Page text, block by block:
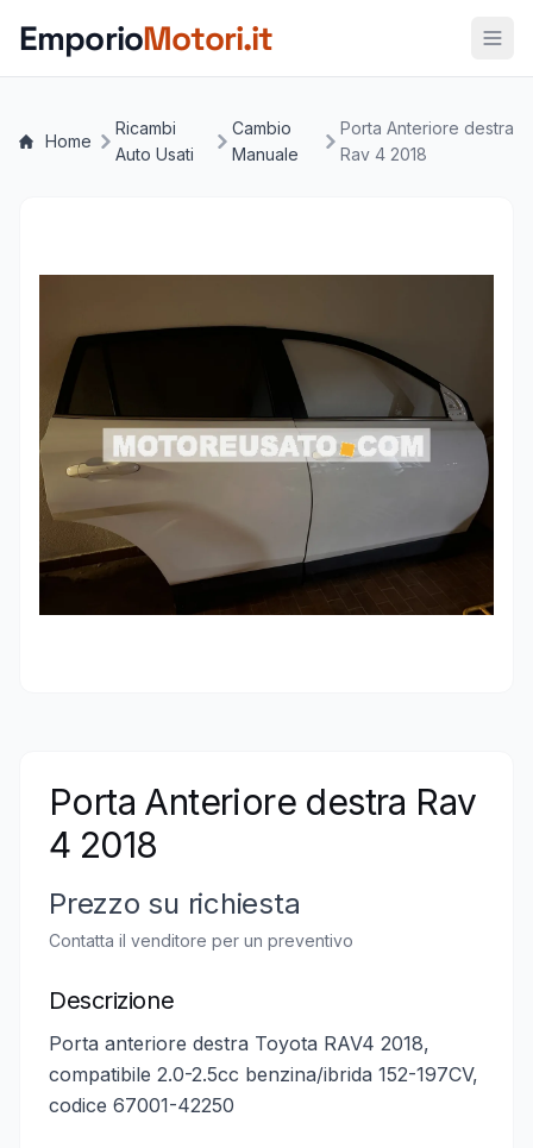
EmporioMotori.it
Home
Ricambi
Auto Usati
Cambio
Manuale
Porta Anteriore destra
Rav 4 2018
Porta Anteriore destra Rav
4 2018
Prezzo su richiesta
Contatta il venditore per un preventivo
Descrizione
Porta anteriore destra Toyota RAV4 2018,
compatibile 2.0-2.5cc benzina/ibrida 152-197CV,
codice 67001-42250